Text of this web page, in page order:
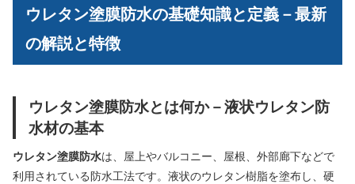
ウレタン塗膜防水の基礎知識と定義－最新
の解説と特徴
ウレタン塗膜防水とは何か－液状ウレタン防
水材の基本
ウレタン塗膜防水は、屋上やバルコニー、屋根、外部廊下などで
利用されている防水工法です。液状のウレタン樹脂を塗布し、硬